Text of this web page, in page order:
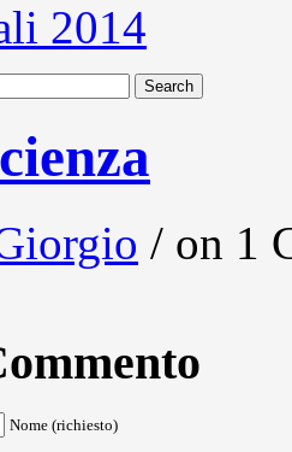
2014
/ on 1
Nome (richiesto)